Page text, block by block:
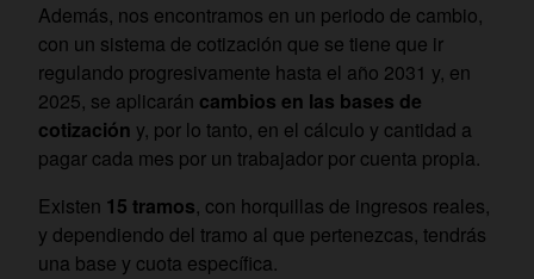
Además, nos encontramos en un periodo de cambio,
con un sistema de cotización que se tiene que ir
regulando progresivamente hasta el año 2031 y, en
2025, se aplicarán cambios en las bases de
cotización y, por lo tanto, en el cálculo y cantidad a
pagar cada mes por un trabajador por cuenta propia.
Existen 15 tramos, con horquillas de ingresos reales,
y dependiendo del tramo al que pertenezcas, tendrás
una base y cuota específica.